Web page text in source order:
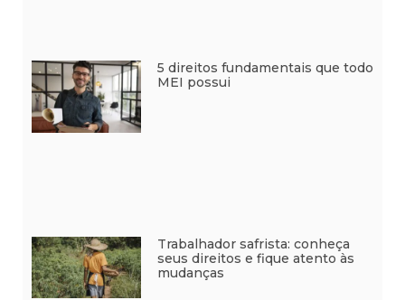
5 direitos fundamentais que todo
MEI possui
Trabalhador safrista: conheça
seus direitos e fique atento às
mudanças